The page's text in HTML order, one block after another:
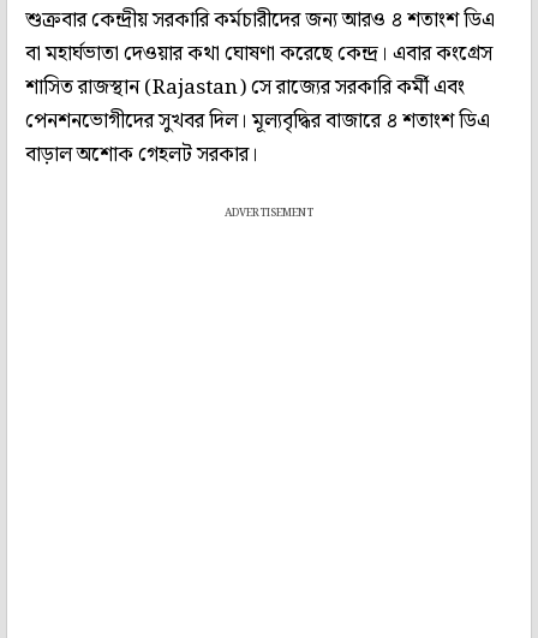
শুক্রবার কেন্দ্রীয় সরকারি কর্মচারীদের জন্য আরও ৪ শতাংশ ডিএ
বা মহার্ঘভাতা দেওয়ার কথা ঘোষণা করেছে কেন্দ্র। এবার কংগ্রেস
শাসিত রাজস্থান (Rajastan) সে রাজ্যের সরকারি কর্মী এবং
পেনশনভোগীদের সুখবর দিল। মূল্যবৃদ্ধির বাজারে ৪ শতাংশ ডিএ
বাড়াল অশোক গেহলট সরকার।
ADVERTISEMENT